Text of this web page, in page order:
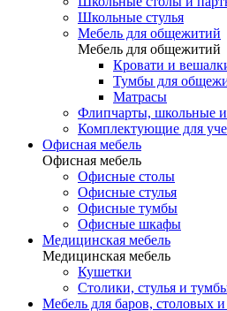
Школьные стулья
Мебель для общежитий
Мебель для общежитий
Кровати и
Тумбы для
Матрасы
Флипчарты, школьные
Комплектующие для
Офисная мебель
Офисная мебель
Офисные столы
Офисные стулья
Офисные тумбы
Офисные шкафы
Медицинская мебель
Медицинская мебель
Кушетки
Столики, стулья и
Мебель для баров, столовых